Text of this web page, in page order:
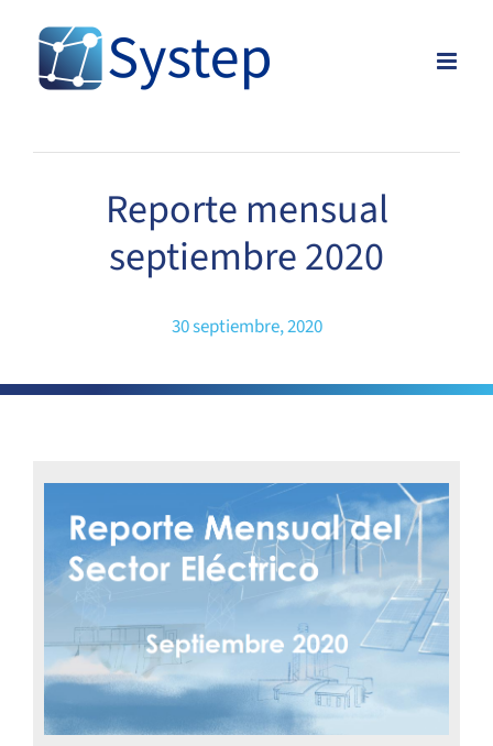
content
Reporte mensual
septiembre 2020
30 septiembre, 2020